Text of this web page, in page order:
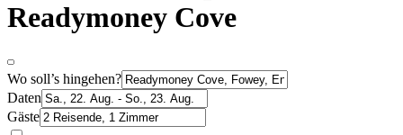
Readymoney Cove
Wo soll’s hingehen?
Daten
Gäste